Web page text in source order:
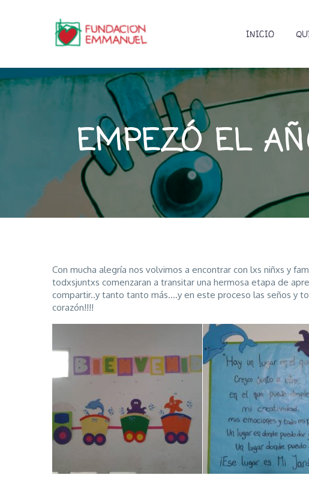
INICIO
EMPEZÓ EL
Con mucha alegría nos volvimos a encontrar con lxs niñxs y
todxsjuntxs comenzaran a transitar una hermosa etapa de
compartir..y tanto tanto más….y en este proceso las seños y
corazón!!!!